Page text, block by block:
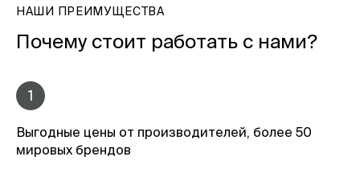
НАШИ ПРЕИМУЩЕСТВА
Почему стоит работать с нами?
1
Выгодные цены от производителей, более 50
мировых брендов